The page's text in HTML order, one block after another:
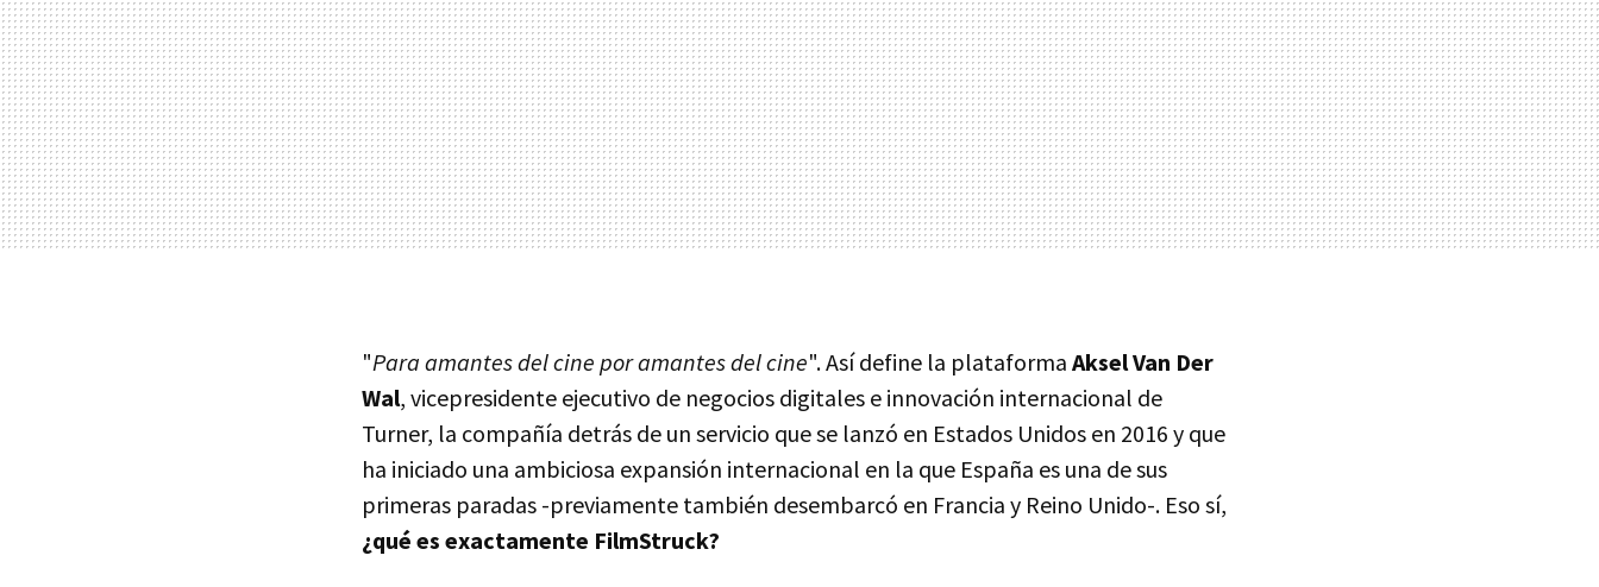
"Para amantes del cine por amantes del cine". Así define la plataforma Aksel Van Der
Wal, vicepresidente ejecutivo de negocios digitales e innovación internacional de
Turner, la compañía detrás de un servicio que se lanzó en Estados Unidos en 2016 y que
ha iniciado una ambiciosa expansión internacional en la que España es una de sus
primeras paradas -previamente también desembarcó en Francia y Reino Unido-. Eso sí,
¿qué es exactamente FilmStruck?